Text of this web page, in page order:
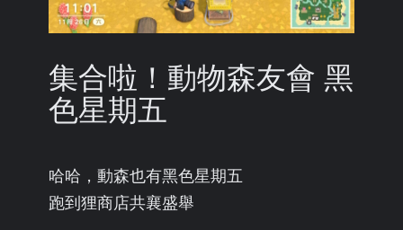
集合啦！動物森友會 黑
色星期五
哈哈，動森也有黑色星期五
跑到狸商店共襄盛舉